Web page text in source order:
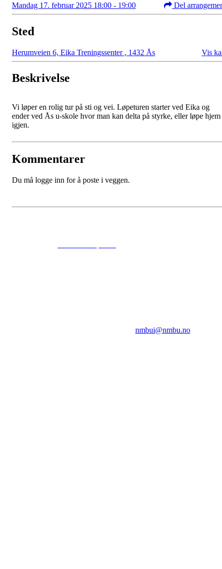
Mandag 17. februar 2025 18:00 - 19:00 Del
Sted
Herumveien 6, Eika Treningssenter , 1432 Ås Vis
Beskrivelse
Vi løper en rolig tur på sti og vei. Løpeturen starter ved Eika og
ender ved Ås u-skole hvor man kan delta på styrke, eller løpe hjem
igjen.
Kommentarer
Du må logge inn for å poste i veggen.
nmbui@nmbu.no